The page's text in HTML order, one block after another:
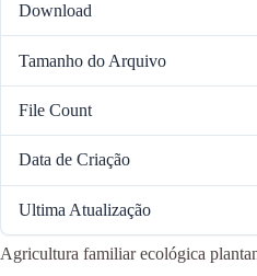
Download
Tamanho do Arquivo
File Count
Data de Criação
Ultima Atualização
Agricultura familiar ecológica